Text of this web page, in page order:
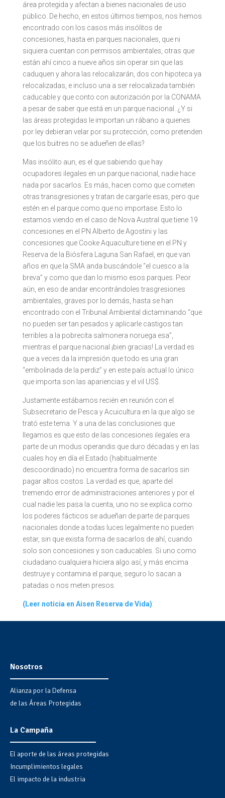
área protegida y afectan a bienes nacionales de uso
público. De hecho, en estos últimos tiempos, nos hemos
encontrado con los casos más insólitos de
concesiones, hasta en parques nacionales, que ni
siquiera cuentan con permisos ambientales, otras que
están ahí cinco a nueve años sin operar sin que las
caduquen y ahora las relocalizarán, dos con hipoteca ya
relocalizadas, e incluso una a ser relocalizada también
caducable y que conto con autorización por la CONAMA
a pesar de saber que está en un parque nacional. ¿Y si
las áreas protegidas le importan un rábano a quienes
por ley debieran velar por su protección, como pretenden
que los buitres no se adueñen de ellas?
Mas insólito aun, es el que sabiendo que hay
ocupadores ilegales en un parque nacional, nadie hace
nada por sacarlos. Es más, hacen como que cometen
otras transgresiones y tratan de cargarle esas, pero que
estén en el parque como que no importase. Esto lo
estamos viendo en el caso de Nova Austral que tiene 19
concesiones en el PN Alberto de Agostini y las
concesiones que Cooke Aquaculture tiene en el PN y
Reserva de la Biósfera Laguna San Rafael, en que van
años en que la SMA anda buscándole “el cuesco a la
breva” y como que dan lo mismo esos parques. Peor
aún, en eso de andar encontrándoles trasgresiones
ambientales, graves por lo demás, hasta se han
encontrado con el Tribunal Ambiental dictaminando “que
no pueden ser tan pesados y aplicarle castigos tan
terribles a la pobrecita salmonera noruega esa”,
mientras el parque nacional ¡bien gracias! La verdad es
que a veces da la impresión que todo es una gran
“embolinada de la perdiz” y en este país actual lo único
que importa son las apariencias y el vil US$.
Justamente estábamos recién en reunión con el
Subsecretario de Pesca y Acuicultura en la que algo se
trató este tema. Y a una de las conclusiones que
llegamos es que esto de las concesiones ilegales era
parte de un modus operandis que duro décadas y en las
cuales hoy en día el Estado (habitualmente
descoordinado) no encuentra forma de sacarlos sin
pagar altos costos. La verdad es que, aparte del
tremendo error de administraciones anteriores y por el
cual nadie les pasa la cuenta, uno no se explica como
los poderes fácticos se adueñan de parte de parques
nacionales donde a todas luces legalmente no pueden
estar, sin que exista forma de sacarlos de ahí, cuando
solo son concesiones y son caducables. Si uno como
ciudadano cualquiera hiciera algo así, y más encima
destruye y contamina el parque, seguro lo sacan a
patadas o nos meten presos.
(Leer noticia en Aisen Reserva de Vida)
Nosotros
Alianza por la Defensa
de las Áreas Protegidas
La Campaña
El aporte de las áreas protegidas
Incumplimientos legales
El impacto de la industria